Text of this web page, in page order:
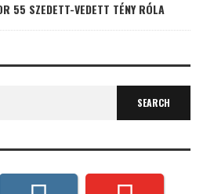
55 SZEDETT-VEDETT TÉNY RÓLA